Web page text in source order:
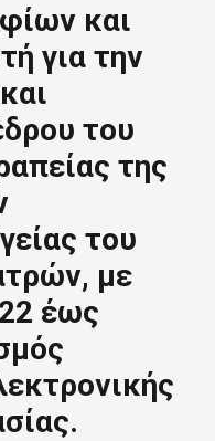
και
για την
του
της
του
με
έως